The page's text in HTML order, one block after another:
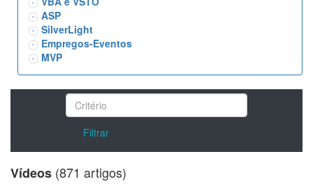
ASP
SilverLight
Empregos-Eventos
MVP
Filtrar
Vídeos (871 artigos)